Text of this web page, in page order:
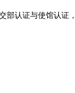
部认证与使馆认证